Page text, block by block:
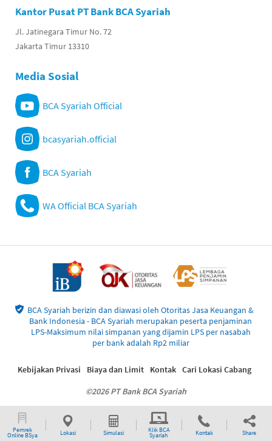
Pemrek
Online BSya Lokasi Simulasi Klik BCA
Syariah Kontak Share
Kantor Pusat PT Bank BCA Syariah
Jl. Jatinegara Timur No. 72
Jakarta Timur 13310
Media Sosial
BCA Syariah Official
bcasyariah.official
BCA Syariah
WA Official BCA Syariah
BCA Syariah berizin dan diawasi oleh Otoritas Jasa Keuangan &
Bank Indonesia - BCA Syariah merupakan peserta penjaminan
LPS-Maksimum nilai simpanan yang dijamin LPS per nasabah
per bank adalah Rp2 miliar
©2026 PT Bank BCA Syariah
Kebijakan Privasi Biaya dan Limit Kontak Cari Lokasi Cabang